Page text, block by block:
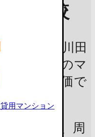
と比較
田谷区玉川田
積20m² のマ
、平米単価で
屋の場合、周
貸用マンション